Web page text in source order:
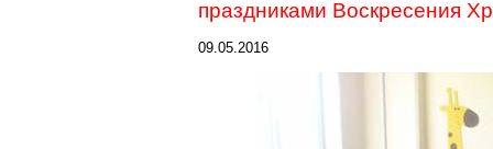
праздниками Воскресения
09.05.2016